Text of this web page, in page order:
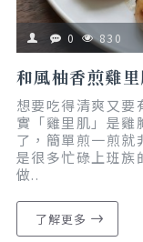
0 830
想要吃得清爽又要
實「雞里肌」是雞
了，簡單煎一煎就
是很多忙碌上班族
做..
了解更多